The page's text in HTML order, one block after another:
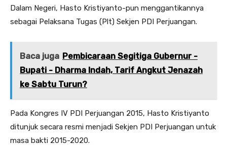
Dalam Negeri, Hasto Kristiyanto-pun menggantikannya
sebagai Pelaksana Tugas (Plt) Sekjen PDI Perjuangan.
Baca juga Pembicaraan Segitiga Gubernur -
Bupati - Dharma Indah, Tarif Angkut Jenazah
ke Sabtu Turun?
Pada Kongres IV PDI Perjuangan 2015, Hasto Kristiyanto
ditunjuk secara resmi menjadi Sekjen PDI Perjuangan untuk
masa bakti 2015-2020.